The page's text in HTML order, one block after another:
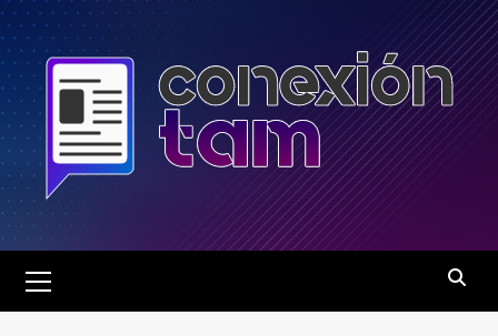
Saltar
al
contenido
principal